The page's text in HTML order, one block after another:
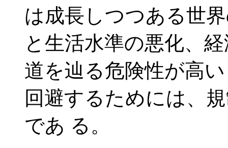
は成長しつつある世
と生活水準の悪化、
道を辿る危険性が高
回避するためには、
であ る。